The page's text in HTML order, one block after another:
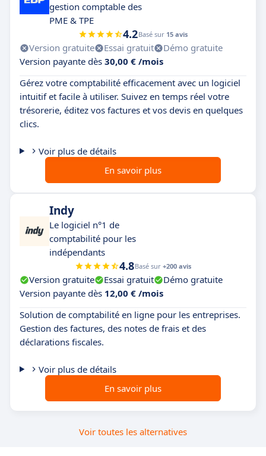
gestion comptable des
PME & TPE
4.2Basé sur 15 avis
Version gratuite Essai gratuit
Démo gratuite
Version payante dès 30,00 € /mois
Gérez votre comptabilité efficacement avec un logiciel
intuitif et facile à utiliser. Suivez en temps réel votre
trésorerie, éditez vos factures et vos devis en quelques
clics.
Voir plus de détails
En savoir plus
Indy
Le logiciel n°1 de
comptabilité pour les
indépendants
4.8Basé sur +200 avis
Version gratuite Essai gratuit
Démo gratuite
Version payante dès 12,00 € /mois
Solution de comptabilité en ligne pour les entreprises.
Gestion des factures, des notes de frais et des
déclarations fiscales.
Voir plus de détails
En savoir plus
Voir toutes les alternatives